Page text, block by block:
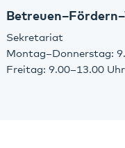
Sekretariat
Montag–Donnerstag:
Freitag: 9.00–13.00 Uhr